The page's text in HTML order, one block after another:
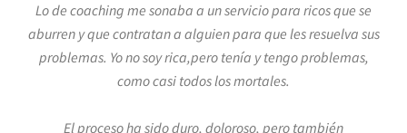
Lo de coaching me sonaba a un servicio para ricos que se
aburren y que contratan a alguien para que les resuelva sus
problemas. Yo no soy rica,pero tenía y tengo problemas,
como casi todos los mortales.
El proceso ha sido duro, doloroso, pero también